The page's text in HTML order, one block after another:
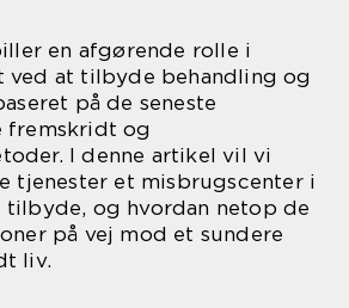
en afgørende rolle i
ved at tilbyde behandling og
på de seneste
fremskridt og
I denne artikel vil vi
tjenester et misbrugscenter i
tilbyde, og hvordan netop de
på vej mod et sundere
liv.